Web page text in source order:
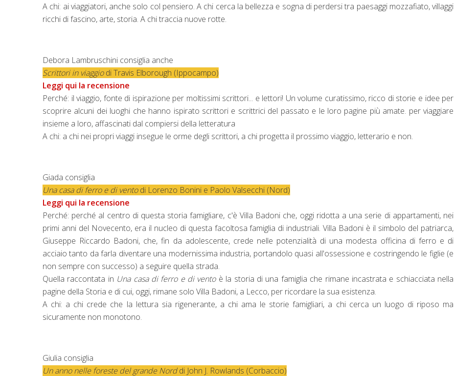
A chi: ai viaggiatori, anche solo col pensiero. A chi cerca la bellezza e sogna di perdersi tra paesaggi mozzafiato, villaggi
ricchi di fascino, arte, storia. A chi traccia nuove rotte.
Debora Lambruschini consiglia anche
Scrittori in viaggiodi Travis Elborough (Ippocampo)
Leggi qui la recensione
Perché: il viaggio, fonte di ispirazione per moltissimi scrittori... e lettori! Un volume curatissimo, ricco di storie e idee per
scoprire alcuni dei luoghi che hanno ispirato scrittori e scrittrici del passato e le loro pagine più amate. per viaggiare
insieme a loro, affascinati dal compiersi della letteratura
A chi: a chi nei propri viaggi insegue le orme degli scrittori, a chi progetta il prossimo viaggio, letterario e non.
Giada consiglia
Una casa di ferro e di ventodi Lorenzo Bonini e Paolo Valsecchi (Nord)
Leggi qui la recensione
Perché: perché al centro di questa storia famigliare, c'è Villa Badoni che, oggi ridotta a una serie di appartamenti, nei
primi anni del Novecento, era il nucleo di questa facoltosa famiglia di industriali. Villa Badoni è il simbolo del patriarca,
Giuseppe Riccardo Badoni, che, fin da adolescente, crede nelle potenzialità di una modesta officina di ferro e di
acciaio tanto da farla diventare una modernissima industria, portandolo quasi all'ossessione e costringendo le figlie (e
non sempre con successo) a seguire quella strada.
Quella raccontata in Una casa di ferro e di ventoè la storia di una famiglia che rimane incastrata e schiacciata nella
pagine della Storia e di cui, oggi, rimane solo Villa Badoni, a Lecco, per ricordare la sua esistenza.
A chi: a chi crede che la lettura sia rigenerante, a chi ama le storie famigliari, a chi cerca un luogo di riposo ma
sicuramente non monotono.
Giulia consiglia
Un anno nelle foreste del grande Norddi John J. Rowlands (Corbaccio)